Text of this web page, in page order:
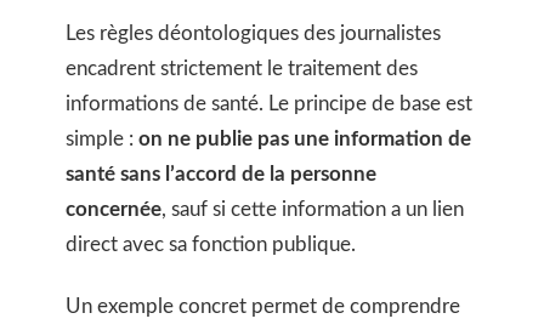
Les règles déontologiques des journalistes
encadrent strictement le traitement des
informations de santé. Le principe de base est
simple : on ne publie pas une information de
santé sans l’accord de la personne
concernée, sauf si cette information a un lien
direct avec sa fonction publique.
Un exemple concret permet de comprendre